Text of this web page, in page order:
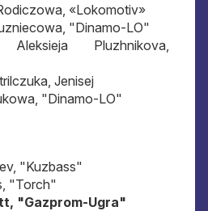
«Lokomotiv»
"Dinamo-LO"
Pluzhnikova,
Jenisej
"Dinamo-LO"
"Kuzbass"
"Torch"
"Gazprom-Ugra"